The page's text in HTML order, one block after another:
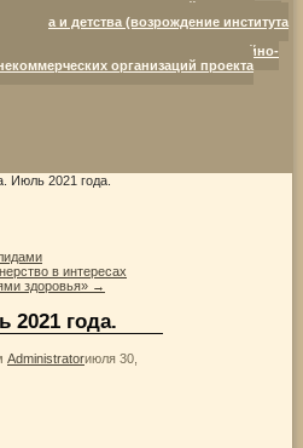
и детства (возрождение института
методическое сопровождение семейно-
организаций проекта
Июль 2021 года.
в интересах
здоровья» →
2021 года.
Administratorиюля 30,